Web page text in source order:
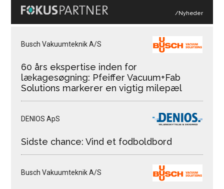
/Nyheder
Busch Vakuumteknik A/S
60 års ekspertise inden for
lækagesøgning: Pfeiffer Vacuum+Fab
Solutions markerer en vigtig milepæl
DENIOS ApS
Sidste chance: Vind et fodboldbord
Busch Vakuumteknik A/S